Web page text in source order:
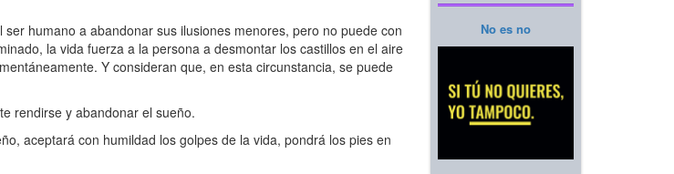
humano a abandonar sus ilusiones menores, pero no puede con
la vida fuerza a la persona a desmontar los castillos en el aire
Y consideran que, en esta circunstancia, se puede
rendirse y abandonar el sueño.
aceptará con humildad los golpes de la vida, pondrá los pies en
No es no